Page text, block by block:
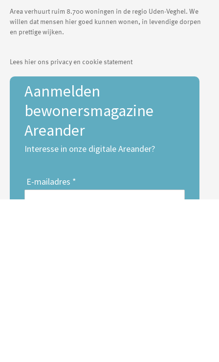
Area verhuurt ruim 8.700 woningen in de regio Uden-Veghel. We
willen dat mensen hier goed kunnen wonen, in levendige dorpen
en prettige wijken.
Lees hier ons privacy en cookie statement
Aanmelden
bewonersmagazine
Areander
Interesse in onze digitale Areander?
E-mailadres *